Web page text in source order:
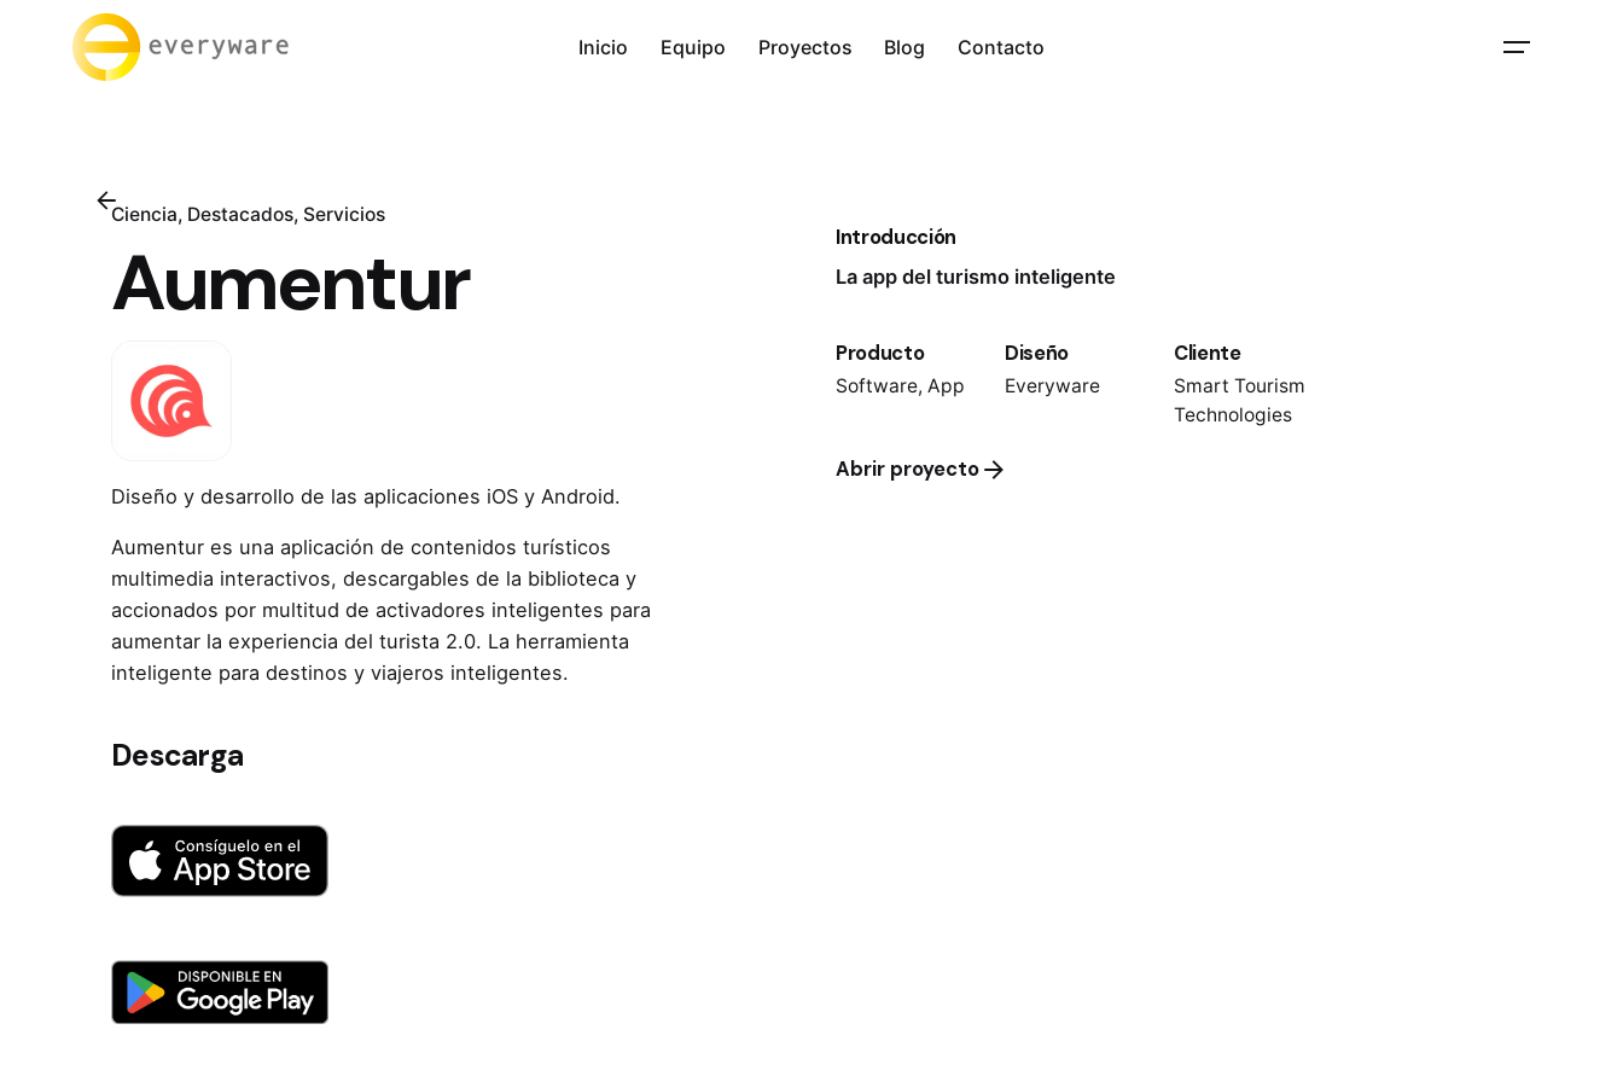
Inicio Equipo Proyectos Blog Contacto
Ciencia Destacados Servicios
Aumentur
Diseño y desarrollo de las aplicaciones iOS y Android.
Aumentur es una aplicación de contenidos turísticos
multimedia interactivos, descargables de la biblioteca y
accionados por multitud de activadores inteligentes para
aumentar la experiencia del turista 2.0. La herramienta
inteligente para destinos y viajeros inteligentes.
Descarga
Introducción
La app del turismo inteligente
Producto
Software, App
Diseño
Everyware
Cliente
Smart Tourism
Technologies
Abrir proyecto